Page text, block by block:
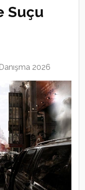
Suçu
2026